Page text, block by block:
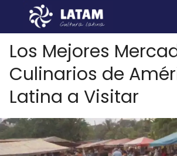
Los Mejores
Culinarios de
Latina a Visitar